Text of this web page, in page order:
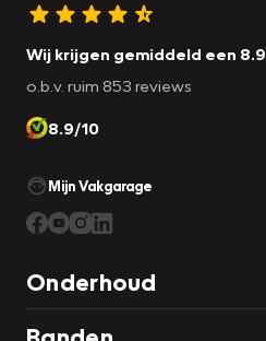
Wij krijgen gemiddeld een 8.9
o.b.v. ruim 853 reviews
8.9/10
Mijn Vakgarage
Onderhoud